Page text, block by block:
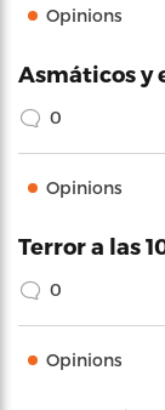
Opinions
Asmáticos y
0
Opinions
Terror a las
0
Opinions